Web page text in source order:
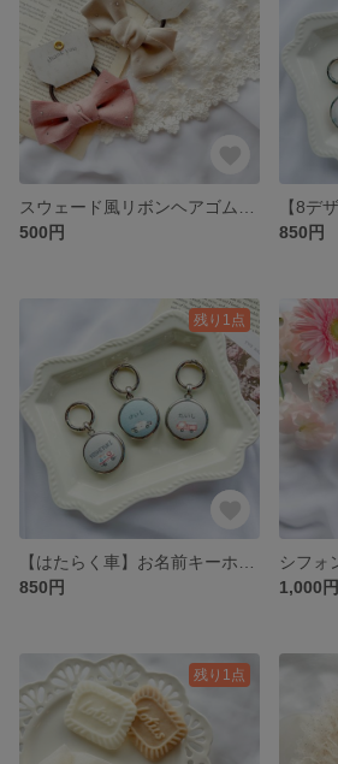
500円
850円
残り1点
850円
1,000円
残り1点